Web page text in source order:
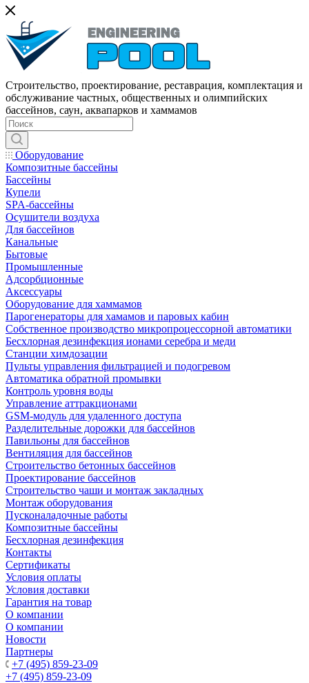
Строительство, проектирование, реставрация, комплектация и
обслуживание частных, общественных и олимпийских
бассейнов, саун, аквапарков и хаммамов
Оборудование
Композитные бассейны
Бассейны
Купели
SPA-бассейны
Осушители воздуха
Для бассейнов
Канальные
Бытовые
Промышленные
Адсорбционные
Аксессуары
Оборудование для хаммамов
Парогенераторы для хамамов и паровых кабин
Собственное производство микропроцессорной автоматики
Беcхлорная дезинфекция ионами серебра и меди
Станции химдозации
Пульты управления фильтрацией и подогревом
Автоматика обратной промывки
Контроль уровня воды
Управление аттракционами
GSM-модуль для удаленного доступа
Разделительные дорожки для бассейнов
Павильоны для бассейнов
Вентиляция для бассейнов
Строительство бетонных бассейнов
Проектирование бассейнов
Строительство чаши и монтаж закладных
Монтаж оборудования
Пусконаладочные работы
Композитные бассейны
Бесхлорная дезинфекция
Контакты
Сертификаты
Условия оплаты
Условия доставки
Гарантия на товар
О компании
О компании
Новости
Партнеры
+7 (495) 859-23-09
+7 (495) 859-23-09